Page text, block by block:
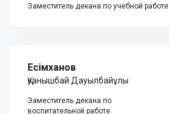
Заместитель декана по учебной работе
Есімханов
Қуанышбай Дауылбайұлы
Заместитель декана по
воспитательной работе